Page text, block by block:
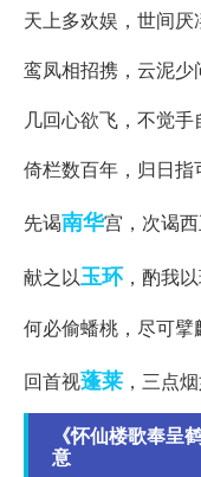
天上多欢娱，世间厌
鸾凤相招携，云泥少
几回心欲飞，不觉手
倚栏数百年，归日指
先谒南华宫，次谒西
献之以玉环，酌我以
何必偷蟠桃，尽可擘
回首视蓬莱 ，三点烟
《怀仙楼歌奉呈
意